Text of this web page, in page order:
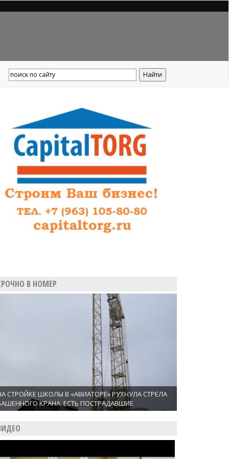
В НОМЕР
СТРОЙКЕ ШКОЛЫ В «АВИАТОРЕ» РУХНУЛА СТРЕЛА
КРАНА. ЕСТЬ ПОСТРАДАВШИЕ